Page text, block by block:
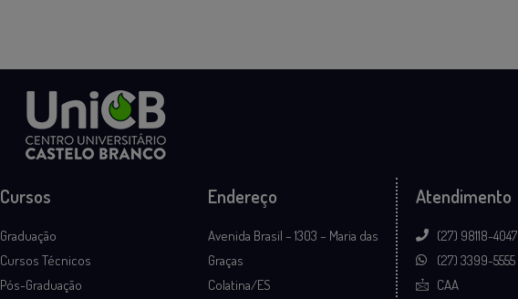
Cursos
Graduação
Cursos Técnicos
Pós-Graduação
Endereço
Avenida Brasil – 1303 – Maria das
Graças
Colatina/ES
Atendimento
(27) 98118-4047
(27) 3399-5555
CAA